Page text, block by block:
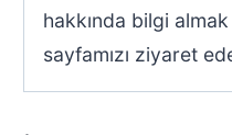
hakkında bilgi
sayfamızı ziyaret